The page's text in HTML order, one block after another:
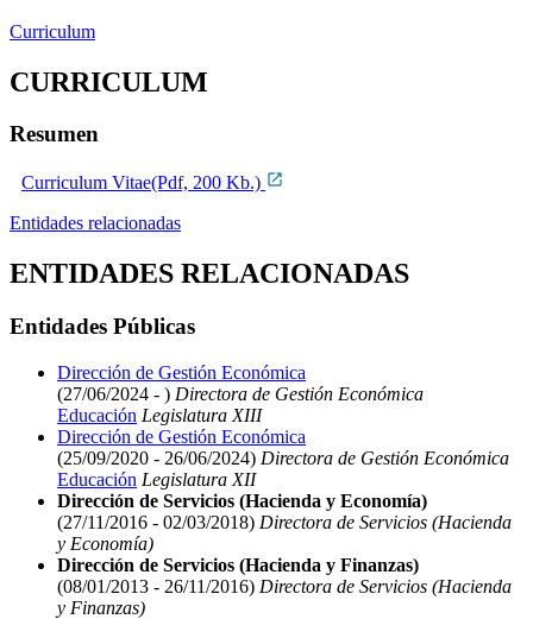
Curriculum
CURRICULUM
Resumen
Curriculum Vitae(Pdf, 200 Kb.)
Entidades relacionadas
ENTIDADES RELACIONADAS
Entidades Públicas
Dirección de Gestión Económica
(27/06/2024 - ) Directora de Gestión Económica
Educación Legislatura XIII
Dirección de Gestión Económica
(25/09/2020 - 26/06/2024) Directora de Gestión Económica
Educación Legislatura XII
Dirección de Servicios (Hacienda y Economía)
(27/11/2016 - 02/03/2018) Directora de Servicios (Hacienda
y Economía)
Dirección de Servicios (Hacienda y Finanzas)
(08/01/2013 - 26/11/2016) Directora de Servicios (Hacienda
y Finanzas)